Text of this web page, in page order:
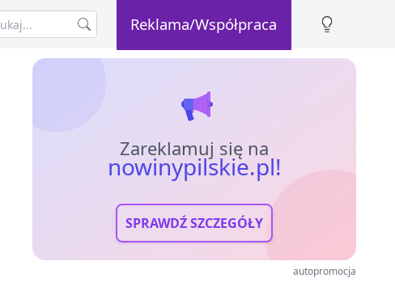
Reklama/Współpraca
Zareklamuj się na
nowinypilskie.pl!
SPRAWDŹ SZCZEGÓŁY
autopromocja